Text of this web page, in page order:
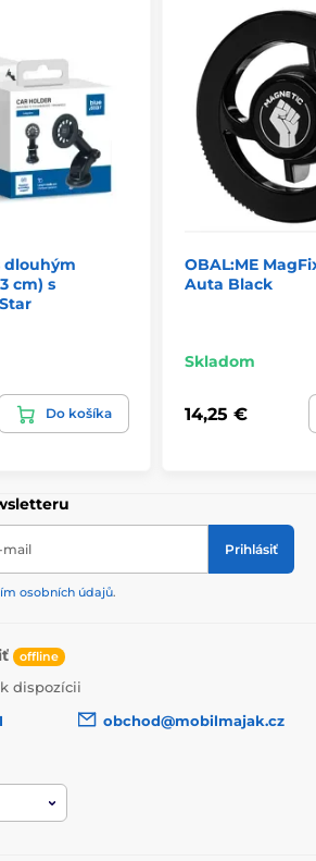
dlouhým
cm) s
Do košíka
OBAL:ME
Auta Black
Skladom
14,25 €
mail Prihlásiť
osobních údajů.
offline
dispozícii
obchod@mobilmajak.cz